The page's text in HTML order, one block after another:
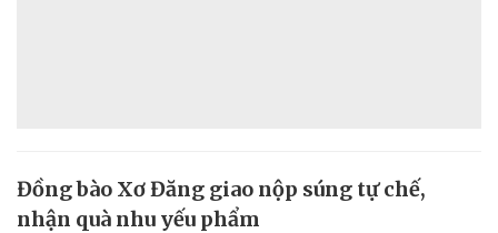
Đồng bào Xơ Đăng giao nộp súng tự chế,
nhận quà nhu yếu phẩm